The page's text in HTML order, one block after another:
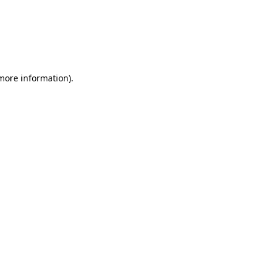
information).